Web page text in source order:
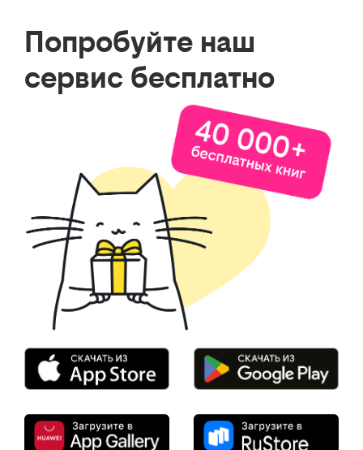
Попробуйте наш
сервис бесплатно